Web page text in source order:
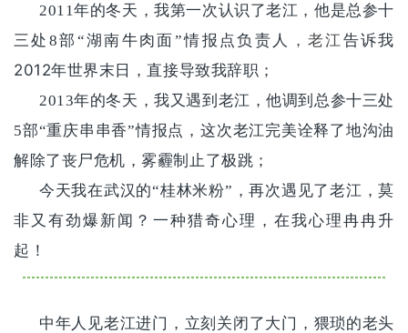
2011年的冬天，我第一次认识了老江，他是总参十
三处8部“湖南牛肉面”情报点负责人
，老江 告诉我
2012年世界末日，直接导致我辞职；
2013年的冬天，我又遇到老江，他调到总参十三处
5部“重庆串串香”情报点，这次老江完美诠释了地沟油
解除了丧尸危机，雾霾制止了极跳；
今天我在武汉的“桂林米粉”，再次遇见了老江，莫
非又有劲爆新闻？一种猎奇心理，在我心理冉冉升
起！
中年人见老江进门，立刻关闭了大门，猥琐的老头